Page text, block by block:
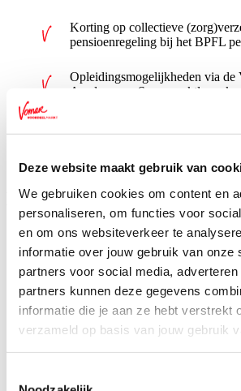
Deze website maakt gebruik van
We gebruiken cookies om content en
personaliseren, om functies voor
en om ons websiteverkeer te
informatie over jouw gebruik van onze
partners voor social media,
partners kunnen deze gegevens
informatie die je aan ze hebt verstrekt
verzameld op basis van jouw gebruik
Korting op collectieve
pensioenregeling bij het BPFL
Opleidingsmogelijkheden via de
Academy en
Dit ben jij
Minimaal mbo 3/4- werk- en
Beschikbaar tussen de 13 en 40
Ook beschikbaar in het